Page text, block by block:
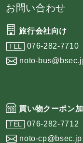
お問い合わせ
旅行会社向け
TEL 076-282-7710
noto-
買い物クーポン
TEL 076-282-7712
noto-cp@bsec.jp